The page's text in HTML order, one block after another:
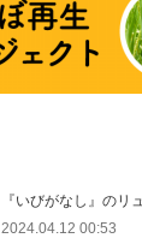
『いびがなし』のリ
2024.04.12 00:53